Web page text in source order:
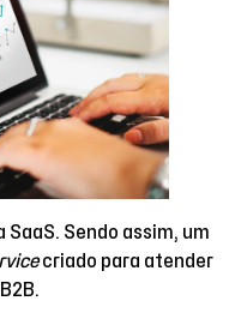
Sendo assim, um
criado para atender